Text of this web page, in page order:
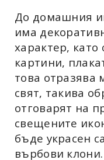
До домашния
има
характер,
картини,
това отразява
свят, такива
отговарят на
свещените
бъде украсен
върбови